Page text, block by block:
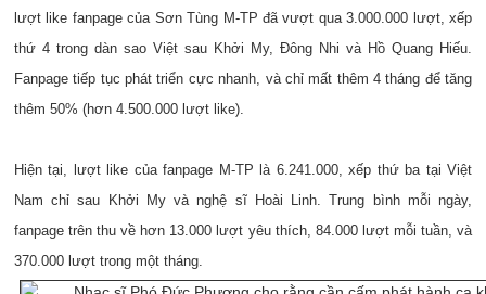
lượt like fanpage của Sơn Tùng M-TP đã vượt qua 3.000.000 lượt, xếp
thứ 4 trong dàn sao Việt sau Khởi My, Đông Nhi và Hồ Quang Hiếu.
Fanpage tiếp tục phát triển cực nhanh, và chỉ mất thêm 4 tháng để tăng
thêm 50% (hơn 4.500.000 lượt like).
Hiện tại, lượt like của fanpage M-TP là 6.241.000, xếp thứ ba tại Việt
Nam chỉ sau Khởi My và nghệ sĩ Hoài Linh. Trung bình mỗi ngày,
fanpage trên thu về hơn 13.000 lượt yêu thích, 84.000 lượt mỗi tuần, và
370.000 lượt trong một tháng.